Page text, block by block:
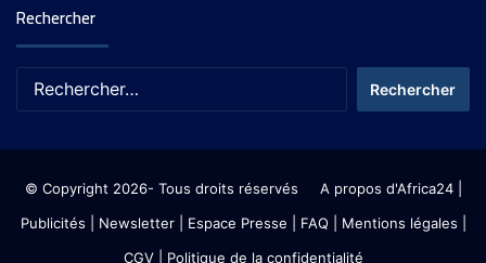
Rechercher
© Copyright 2026- Tous droits réservés A propos d'Africa24|
Publicités
Newsletter| Espace Presse | FAQ | Mentions légales
CGV| Politique de la confidentialité